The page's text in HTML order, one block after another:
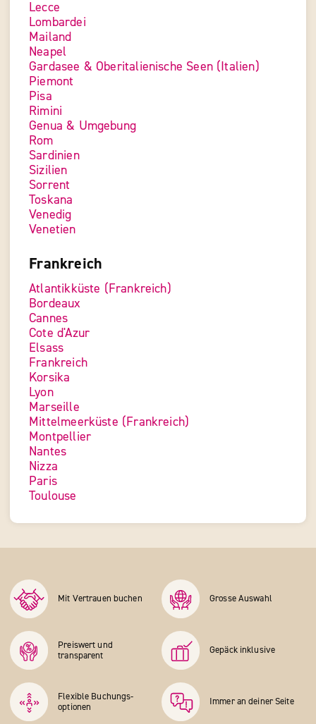
Lecce
Lombardei
Mailand
Neapel
Gardasee & Oberitalienische Seen (Italien)
Piemont
Pisa
Rimini
Genua & Umgebung
Rom
Sardinien
Sizilien
Sorrent
Toskana
Venedig
Venetien
Frankreich
Atlantikküste (Frankreich)
Bordeaux
Cannes
Cote d'Azur
Elsass
Frankreich
Korsika
Lyon
Marseille
Mittelmeerküste (Frankreich)
Montpellier
Nantes
Nizza
Paris
Toulouse
Mit Vertrauen buchen Grosse Auswahl
Preiswert und
transparent
Gepäck inklusive
Flexible Buchungs­
optionen
Immer an deiner Seite